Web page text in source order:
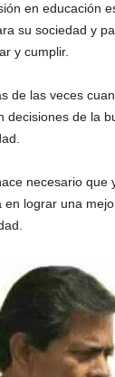
en educación
su sociedad y
y cumplir.
de las veces
decisiones de la
necesario que
en lograr una